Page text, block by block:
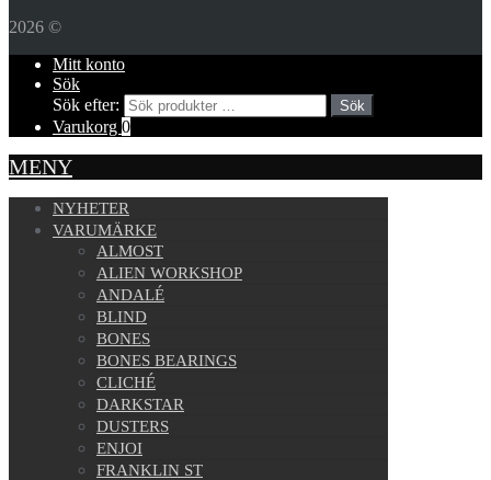
2026 ©
Mitt konto
Sök
Sök efter:
Sök
Varukorg 0
MENY
NYHETER
VARUMÄRKE
ALMOST
ALIEN WORKSHOP
ANDALÉ
BLIND
BONES
BONES BEARINGS
CLICHÉ
DARKSTAR
DUSTERS
ENJOI
FRANKLIN ST